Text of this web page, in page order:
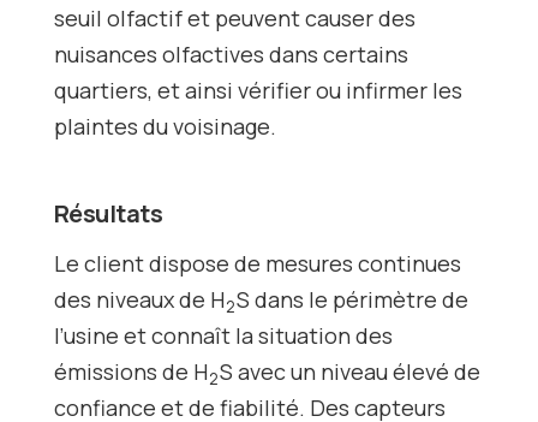
seuil olfactif et peuvent causer des
nuisances olfactives dans certains
quartiers, et ainsi vérifier ou infirmer les
plaintes du voisinage.
Résultats
Le client dispose de mesures continues
des niveaux de H2S dans le périmètre de
l’usine et connaît la situation des
émissions de H2S avec un niveau élevé de
confiance et de fiabilité. Des capteurs